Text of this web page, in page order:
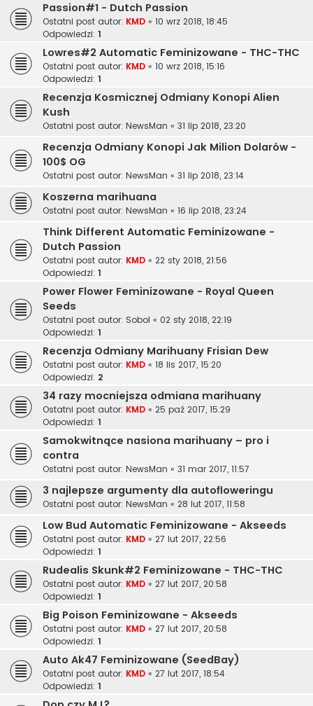
Passion#1 - Dutch Passion
Ostatni post autor: KMD « 10 wrz 2018, 18:45
Odpowiedzi: 1
Lowres#2 Automatic Feminizowane - THC-THC
Ostatni post autor: KMD « 10 wrz 2018, 15:16
Odpowiedzi: 1
Recenzja Kosmicznej Odmiany Konopi Alien
Kush
Ostatni post autor: NewsMan « 31 lip 2018, 23:20
Recenzja Odmiany Konopi Jak Milion Dolarów -
100$ OG
Ostatni post autor: NewsMan « 31 lip 2018, 23:14
Koszerna marihuana
Ostatni post autor: NewsMan « 16 lip 2018, 23:24
Think Different Automatic Feminizowane -
Dutch Passion
Ostatni post autor: KMD « 22 sty 2018, 21:56
Odpowiedzi: 1
Power Flower Feminizowane - Royal Queen
Seeds
Ostatni post autor: Sobol « 02 sty 2018, 22:19
Odpowiedzi: 1
Recenzja Odmiany Marihuany Frisian Dew
Ostatni post autor: KMD « 18 lis 2017, 15:20
Odpowiedzi: 2
34 razy mocniejsza odmiana marihuany
Ostatni post autor: KMD « 25 paź 2017, 15:29
Odpowiedzi: 1
Samokwitnące nasiona marihuany – pro i
contra
Ostatni post autor: NewsMan « 31 mar 2017, 11:57
3 najlepsze argumenty dla autofloweringu
Ostatni post autor: NewsMan « 28 lut 2017, 11:58
Low Bud Automatic Feminizowane - Akseeds
Ostatni post autor: KMD « 27 lut 2017, 22:56
Odpowiedzi: 1
Rudealis Skunk#2 Feminizowane - THC-THC
Ostatni post autor: KMD « 27 lut 2017, 20:58
Odpowiedzi: 1
Big Poison Feminizowane - Akseeds
Ostatni post autor: KMD « 27 lut 2017, 20:58
Odpowiedzi: 1
Auto Ak47 Feminizowane (SeedBay)
Ostatni post autor: KMD « 27 lut 2017, 18:54
Odpowiedzi: 1